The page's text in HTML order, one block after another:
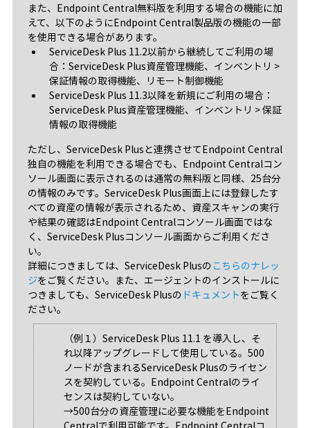
また、Endpoint Central無料版を利用する場合の機能に加
えて、以下のようにEndpoint Central製品版の機能の一部
を使用できる場合があります。
ServiceDesk Plus 11.2以前から継続してご利用の場
合：ServiceDesk Plus資産管理機能、インベントリ >
保証情報の取得機能、リモート制御機能
ServiceDesk Plus 11.3以降を新規にご利用の場合：
ServiceDesk Plus資産管理機能、インベントリ > 保証
情報の取得機能
ただし、ServiceDesk Plusと連携させてEndpoint Central
独自の機能を利用できる場合でも、Endpoint Centralコン
ソール画面に表示されるのは通常の無料版と同様、25台分
の情報のみです。ServiceDesk Plus画面上には登録したす
べての資産の情報が表示されるため、資産スキャンの実行
や結果の確認はEndpoint Centralコンソール画面ではな
く、ServiceDesk Plusコンソール画面からご利用くださ
い。
詳細につきましては、ServiceDesk Plusのこちらのナレッ
ジをご覧ください。また、エージェントのインストールに
つきましても、ServiceDesk Plusの ドキュメントをご覧く
ださい。
（例１）ServiceDesk Plus 11.1 を導入し、そ
れ以降アップグレードして使用している。500
ノードが含まれるServiceDesk Plusのライセン
スを契約している。Endpoint Centralのライ
センスは契約していない。
→500台分の資産管理に必要な機能をEndpoint